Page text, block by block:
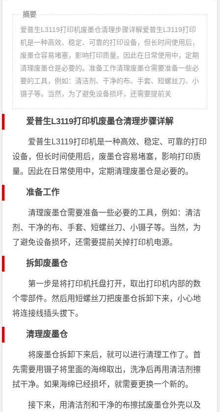
摘要
爱普生L3119打印机废墨仓清理步骤详解爱普生L3119打印
机是一种高效、稳定、可靠的打印设备，但长时间使用后，
废墨仓容易堵塞，影响打印质量。因此在日常使用中，定期
清理废墨仓是必要的。准备工作清理废墨仓需要准备一些必
要的工具，例如：清洁剂、干净的布、手套、短螺丝刀、小
镊子等。当然，为了避免设备损坏，还需要提前关
爱普生L3119打印机废墨仓清理步骤详解
爱普生L3119打印机是一种高效、稳定、可靠的打印
设备，但长时间使用后，废墨仓容易堵塞，影响打印质
量。因此在日常使用中，定期清理废墨仓是必要的。
准备工作
清理废墨仓需要准备一些必要的工具，例如：清洁
剂、干净的布、手套、短螺丝刀、小镊子等。当然，为
了避免设备损坏，还需要提前关掉打印机电源。
拆卸废墨仓
第一步是将打印机托盘打开，取出打印机内部的数
个零部件。然后用短螺丝刀把废墨仓拆卸下来，小心地
将连接线插头拔下。
清理废墨仓
将废墨仓拆卸下来后，就可以进行清理工作了。首
先需要用镊子将里面的海绵取出，洗净后再用清洁剂擦
拭干净。如果海绵已经损坏，就需要更换一个新的。
接下来，用清洁剂和干净的布擦拭废墨仓外壳以及